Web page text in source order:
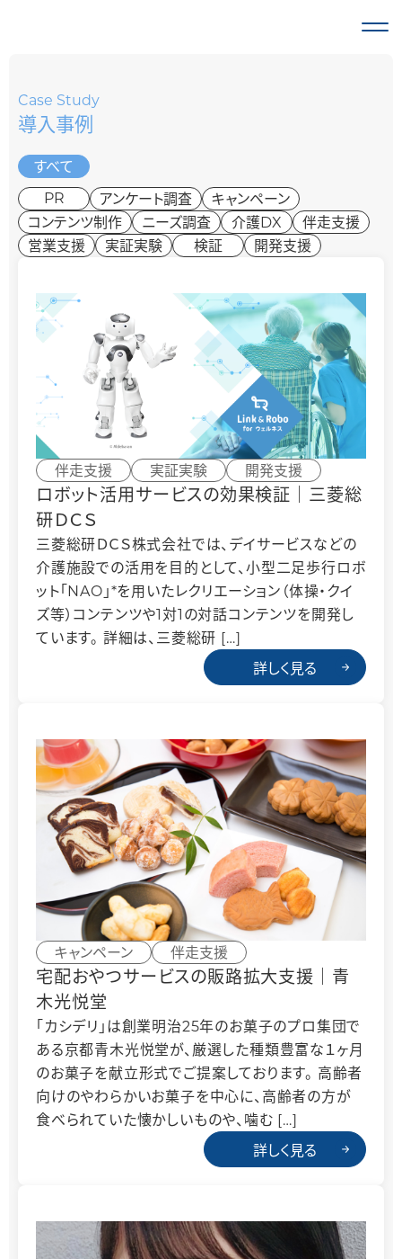
Case Study
導入事例
すべて
PR
アンケート調査
キャンペーン
コンテンツ制作
ニーズ調査 介護DX
伴走支援
営業支援
実証実験 検証 開発支援
伴走支援 実証実験 開発支援
ロボット活用サービスの効果検証｜三菱総
研ＤＣＳ
三菱総研ＤＣＳ株式会社では、デイサービスなどの
介護施設での活用を目的として、小型二足歩行ロボ
ット「NAO」*を用いたレクリエーション（体操・クイ
ズ等）コンテンツや1対1の対話コンテンツを開発し
ています。 詳細は、三菱総研 […]
詳しく見る
キャンペーン 伴走支援
宅配おやつサービスの販路拡大支援｜青
木光悦堂
「カシデリ」は創業明治25年のお菓子のプロ集団で
ある京都青木光悦堂が、厳選した種類豊富な１ヶ月
のお菓子を献立形式でご提案しております。 高齢者
向けのやわらかいお菓子を中心に、高齢者の方が
食べられていた懐かしいものや、噛む […]
詳しく見る
介護に関
事例のご紹介
お知らせ
企業情報